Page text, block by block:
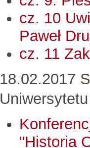
cz. 10
Paweł
cz. 11
18.02.2017
"Historia